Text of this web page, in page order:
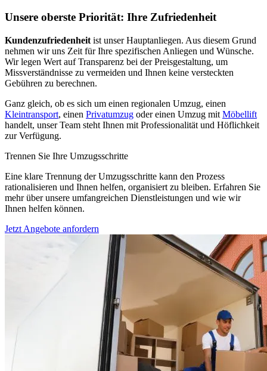
Unsere oberste Priorität: Ihre Zufriedenheit
Kundenzufriedenheit ist unser Hauptanliegen. Aus diesem Grund
nehmen wir uns Zeit für Ihre spezifischen Anliegen und Wünsche.
Wir legen Wert auf Transparenz bei der Preisgestaltung, um
Missverständnisse zu vermeiden und Ihnen keine versteckten
Gebühren zu berechnen.
Ganz gleich, ob es sich um einen regionalen Umzug, einen
Kleintransport, einen Privatumzug oder einen Umzug mit Möbellift
handelt, unser Team steht Ihnen mit Professionalität und Höflichkeit
zur Verfügung.
Trennen Sie Ihre Umzugsschritte
Eine klare Trennung der Umzugsschritte kann den Prozess
rationalisieren und Ihnen helfen, organisiert zu bleiben. Erfahren Sie
mehr über unsere umfangreichen Dienstleistungen und wie wir
Ihnen helfen können.
Jetzt Angebote anfordern